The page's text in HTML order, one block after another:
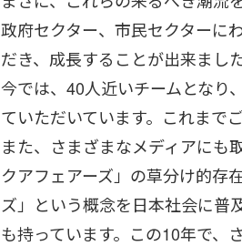
政府セクター、市民セクターに
だき、成長することが出来ました
今では、40人近いチームとなり
ていただいています。これまで
また、さまざまなメディアにも
クアフェアーズ」の草分け的存
ズ」という概念を日本社会に普
も持っています。この10年で、